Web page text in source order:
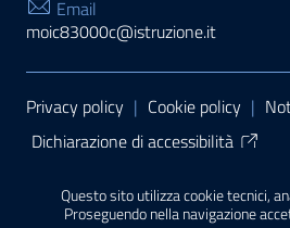
Questo sito utilizza cookie tecnici,
Proseguendo nella navigazione
Email
moic83000c@istruzione.it
Sezione Link Utili
Privacy policy | Cookie policy |
Dichiarazione di accessibilità
PA di AgID
| Realizzato con